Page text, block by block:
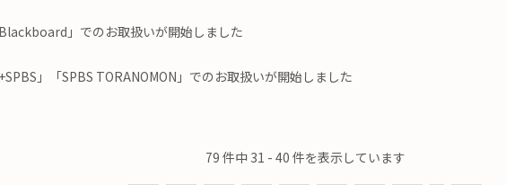
Blackboard」でのお取扱いが開始しました
+SPBS」「SPBS TORANOMON」でのお取扱いが開始しました
79 件中 31 - 40 件を表示しています